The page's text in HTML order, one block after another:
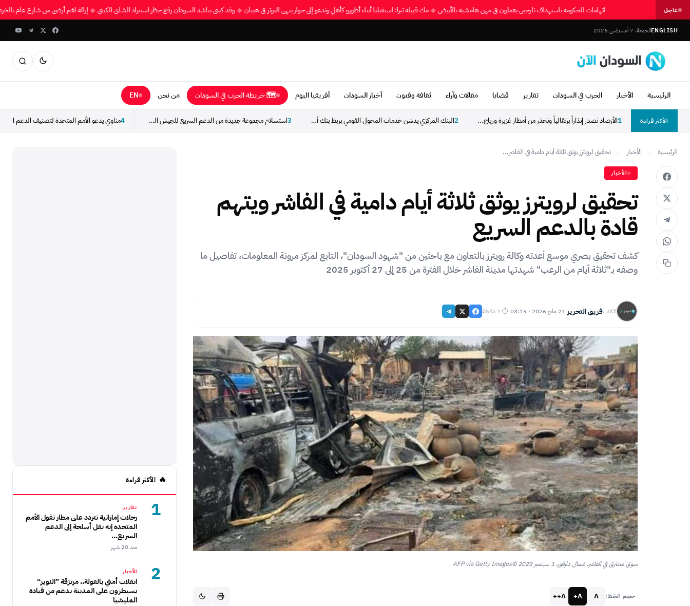
عاجل اتهامات للحكومة باستهداف نازحين يعملون في مهن هامشية بالأبيض ◆ مك قبيلة تيرا: استقبلنا أبناء أطورو كأهلٍ وندعو إلى حوار ينهي التوتر في هيبان ◆ وفد كيني يناشد السودان رفع حظر استيراد الشاي الكيني ◆ إزالة لغم أرضي من شارع عام
ENGLISHالجمعة، 7 أغسطس 2026
الرئيسية الأخبار الحرب في السودان تقارير قضايا مقالات وآراء ثقافة وفنون أخبار السودان أفريقيا اليوم 🗺 خريطة الحرب في السودان من نحن EN
الأكثر قراءة 1الأرصاد تصدر إنذاراً برتقالياً وتحذر من أمطار غزيرة ورياح... 2 البنك المركزي يدشن خدمات المحول القومي بربط بنك أمدرمان... 3 استسلام مجموعة جديدة من الدعم السريع للجيش السوداني 4
الرئيسية ← الأخبار ← تحقيق لرويترز يوثق ثلاثة أيام دامية في الفاشر...
الأخبار
تحقيق لرويترز يوثق ثلاثة أيام دامية في الفاشر ويتهم
قادة بالدعم السريع
كشف تحقيق بصري موسع أعدته وكالة رويترز بالتعاون مع باحثين من "شهود السودان"، التابع لمركز مرونة المعلومات، تفاصيل ما
وصفه بـ"ثلاثة أيام من الرعب" شهدتها مدينة الفاشر خلال الفترة من 25 إلى 27 أكتوبر 2025
الكاتبفريق التحرير·21 مايو 2026 · 03:19 ·⏱ 1 دقيقة
سوق محترق في الفاشر، شمال دارفور، 1 سبتمبر 2023 ©AFP via Getty Images
حجم الخط: A
A+
A++
الأكثر قراءة
1 تقارير
رحلات إماراتية تتردد على مطار تقول الأمم
المتحدة إنه نقل أسلحة إلى الدعم
السريع...
منذ 20 شهر
2 الأخبار
انفلات أمني بالفولة.. مرتزقة ”النوير“
يسيطرون على المدينة بدعم من قيادة
المليشيا